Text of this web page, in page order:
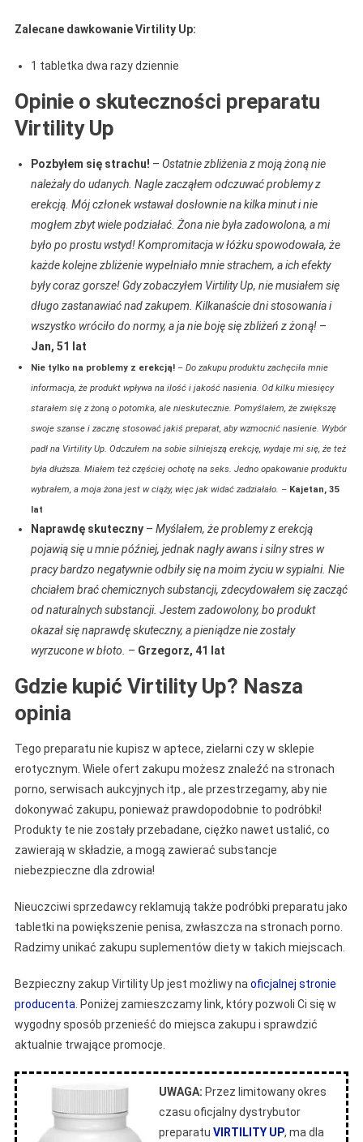
Zalecane dawkowanie Virtility Up:
1 tabletka dwa razy dziennie
Opinie o skuteczności preparatu
Virtility Up
Pozbyłem się strachu! – Ostatnie zbliżenia z moją żoną nie
należały do udanych. Nagle zacząłem odczuwać problemy z
erekcją. Mój członek wstawał dosłownie na kilka minut i nie
mogłem zbyt wiele podziałać. Żona nie była zadowolona, a mi
było po prostu wstyd! Kompromitacja w łóżku spowodowała, że
każde kolejne zbliżenie wypełniało mnie strachem, a ich efekty
były coraz gorsze! Gdy zobaczyłem Virtility Up, nie musiałem się
długo zastanawiać nad zakupem. Kilkanaście dni stosowania i
wszystko wróciło do normy, a ja nie boję się zbliżeń z żoną!–
Jan, 51 lat
Nie tylko na problemy z erekcją!– Do zakupu produktu zachęciła mnie
informacja, że produkt wpływa na ilość i jakość nasienia. Od kilku miesięcy
starałem się z żoną o potomka, ale nieskutecznie. Pomyślałem, że zwiększę
swoje szanse i zacznę stosować jakiś preparat, aby wzmocnić nasienie. Wybór
padł na Virtility Up. Odczułem na sobie silniejszą erekcję, wydaje mi się, że też
była dłuższa. Miałem też częściej ochotę na seks. Jedno opakowanie produktu
wybrałem, a moja żona jest w ciąży, więc jak widać zadziałało. – Kajetan, 35
lat
Naprawdę skuteczny– Myślałem, że problemy z erekcją
pojawią się u mnie później, jednak nagły awans i silny stres w
pracy bardzo negatywnie odbiły się na moim życiu w sypialni. Nie
chciałem brać chemicznych substancji, zdecydowałem się zacząć
od naturalnych substancji. Jestem zadowolony, bo produkt
okazał się naprawdę skuteczny, a pieniądze nie zostały
wyrzucone w błoto. – Grzegorz, 41 lat
Gdzie kupić Virtility Up? Nasza
opinia
Tego preparatu nie kupisz w aptece, zielarni czy w sklepie
erotycznym. Wiele ofert zakupu możesz znaleźć na stronach
porno, serwisach aukcyjnych itp., ale przestrzegamy, aby nie
dokonywać zakupu, ponieważ prawdopodobnie to podróbki!
Produkty te nie zostały przebadane, ciężko nawet ustalić, co
zawierają w składzie, a mogą zawierać substancje
niebezpieczne dla zdrowia!
Nieuczciwi sprzedawcy reklamują także podróbki preparatu jako
tabletki na powiększenie penisa, zwłaszcza na stronach porno.
Radzimy unikać zakupu suplementów diety w takich miejscach.
Bezpieczny zakup Virtility Up jest możliwy na oficjalnej stronie
producenta . Poniżej zamieszczamy link, który pozwoli Ci się w
wygodny sposób przenieść do miejsca zakupu i sprawdzić
aktualnie trwające promocje.
UWAGA: Przez limitowany okres
czasu oficjalny dystrybutor
preparatu VIRTILITY UP, ma dla